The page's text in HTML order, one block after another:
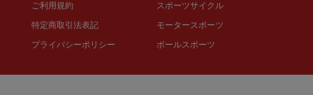
ご利用規約
特定商取引法表記
プライバシーポリシー
スポーツサイクル
モータースポーツ
ボールスポーツ